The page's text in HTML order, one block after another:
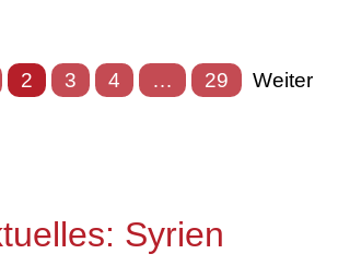
2 3 4 … 29
Weiter
Syrien